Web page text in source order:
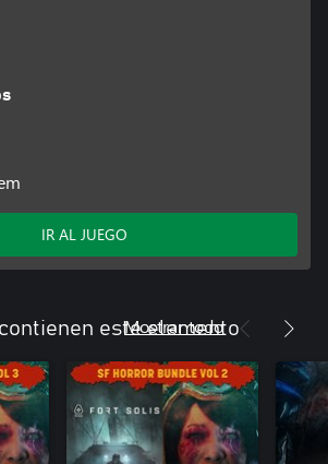
IR AL JUEGO
este elemento
Mostrar todo